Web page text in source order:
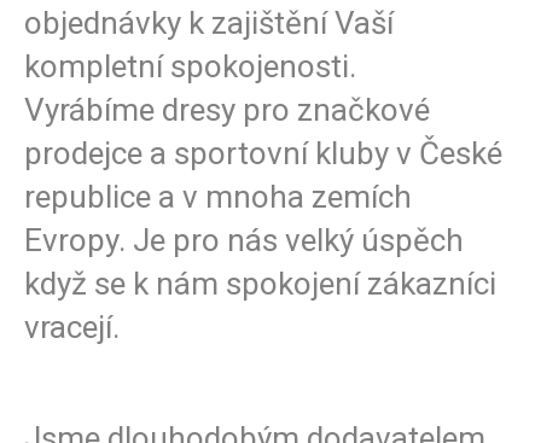
objednávky k zajištění Vaší
kompletní spokojenosti.
Vyrábíme dresy pro značkové
prodejce a sportovní kluby v České
republice a v mnoha zemích
Evropy. Je pro nás velký úspěch
když se k nám spokojení zákazníci
vracejí.